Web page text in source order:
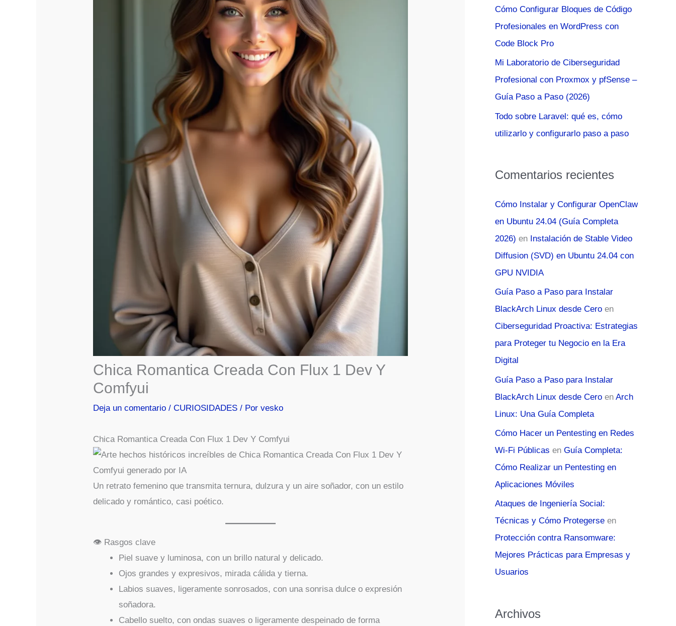
Chica Romantica Creada Con Flux 1 Dev Y
Comfyui
Deja un comentario /CURIOSIDADES / Porvesko
Chica Romantica Creada Con Flux 1 Dev Y Comfyui
Un retrato femenino que transmita ternura, dulzura y un aire soñador, con un estilo
delicado y romántico, casi poético.
👁️ Rasgos clave
Piel suave y luminosa, con un brillo natural y delicado.
Ojos grandes y expresivos, mirada cálida y tierna.
Labios suaves, ligeramente sonrosados, con una sonrisa dulce o expresión
soñadora.
Cabello suelto, con ondas suaves o ligeramente despeinado de forma
:
Cómo Configurar Bloques de Código
Profesionales en WordPress con
Code Block Pro
Mi Laboratorio de Ciberseguridad
Profesional con Proxmox y pfSense –
Guía Paso a Paso (2026)
Todo sobre Laravel: qué es, cómo
utilizarlo y configurarlo paso a paso
Comentarios recientes
Cómo Instalar y Configurar OpenClaw
en Ubuntu 24.04 (Guía Completa
2026) en Instalación de Stable Video
Diffusion (SVD) en Ubuntu 24.04 con
GPU NVIDIA
Guía Paso a Paso para Instalar
BlackArch Linux desde Cero en
Ciberseguridad Proactiva: Estrategias
para Proteger tu Negocio en la Era
Digital
Guía Paso a Paso para Instalar
BlackArch Linux desde Cero en Arch
Linux: Una Guía Completa
Cómo Hacer un Pentesting en Redes
Wi-Fi Públicas en Guía Completa:
Cómo Realizar un Pentesting en
Aplicaciones Móviles
Ataques de Ingeniería Social:
Técnicas y Cómo Protegerse en
Protección contra Ransomware:
Mejores Prácticas para Empresas y
Usuarios
Archivos